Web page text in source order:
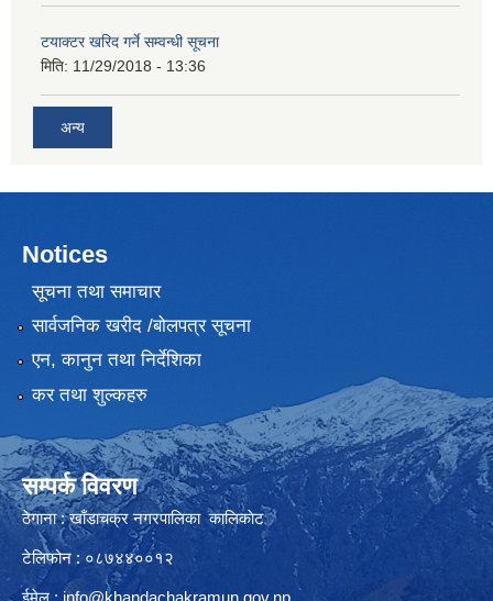
टयाक्टर खरिद गर्ने सम्वन्धी सूचना
मिति: 11/29/2018 - 13:36
अन्य
Notices
सूचना तथा समाचार
सार्वजनिक खरीद /बोलपत्र सूचना
एन, कानुन तथा निर्देशिका
कर तथा शुल्कहरु
सम्पर्क विवरण
ठेगाना : खाँडाचक्र नगरपालिका कालिकाेट
टेलिफोन : ०८७४४००१२
ईमेल : info@khandachakramun.gov.np